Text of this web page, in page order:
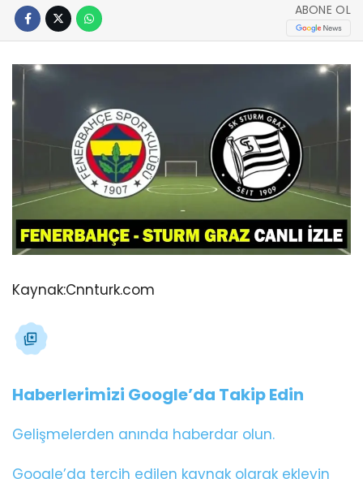
ABONE OL
Kaynak:Cnnturk.com
Haberlerimizi Google’da Takip Edin
Gelişmelerden anında haberdar olun.
Google’da tercih edilen kaynak olarak ekleyin